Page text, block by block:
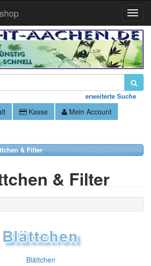
erweiterte Suche
Kasse
Mein Account
& Filter
& Filter
Blättchen
Toggle